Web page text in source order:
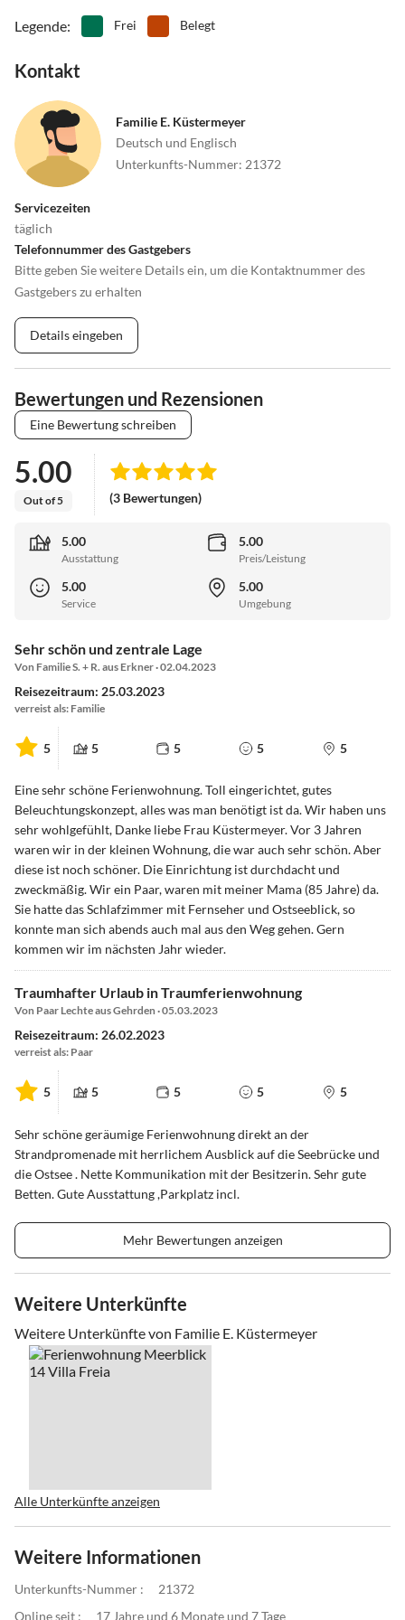
Legende: Frei Belegt
Kontakt
Familie E. Küstermeyer
Deutsch und Englisch
Unterkunfts-Nummer: 21372
Servicezeiten
täglich
Telefonnummer des Gastgebers
Bitte geben Sie weitere Details ein, um die Kontaktnummer des
Gastgebers zu erhalten
Details eingeben
Bewertungen und Rezensionen
Eine Bewertung schreiben
5.00
Out of 5 (3 Bewertungen)
5.00
Ausstattung
5.00
Preis/Leistung
5.00
Service
5.00
Umgebung
Sehr schön und zentrale Lage
Von Familie S. + R. aus Erkner · 02.04.2023
Reisezeitraum: 25.03.2023
verreist als: Familie
5 5 5 5 5
Eine sehr schöne Ferienwohnung. Toll eingerichtet, gutes
Beleuchtungskonzept, alles was man benötigt ist da. Wir haben uns
sehr wohlgefühlt, Danke liebe Frau Küstermeyer. Vor 3 Jahren
waren wir in der kleinen Wohnung, die war auch sehr schön. Aber
diese ist noch schöner. Die Einrichtung ist durchdacht und
zweckmäßig. Wir ein Paar, waren mit meiner Mama (85 Jahre) da.
Sie hatte das Schlafzimmer mit Fernseher und Ostseeblick, so
konnte man sich abends auch mal aus den Weg gehen. Gern
kommen wir im nächsten Jahr wieder.
Traumhafter Urlaub in Traumferienwohnung
Von Paar Lechte aus Gehrden · 05.03.2023
Reisezeitraum: 26.02.2023
verreist als: Paar
5 5 5 5 5
Sehr schöne geräumige Ferienwohnung direkt an der
Strandpromenade mit herrlichem Ausblick auf die Seebrücke und
die Ostsee . Nette Kommunikation mit der Besitzerin. Sehr gute
Betten. Gute Ausstattung ,Parkplatz incl.
Mehr Bewertungen anzeigen
Weitere Unterkünfte
Weitere Unterkünfte von Familie E. Küstermeyer
Alle Unterkünfte anzeigen
Weitere Informationen
Unterkunfts-Nummer :
21372
Online seit :
17 Jahre und 6 Monate und 7 Tage